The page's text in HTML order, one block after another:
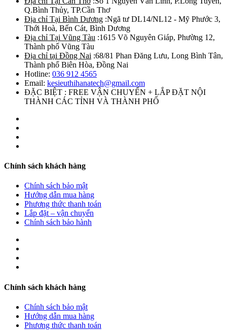
Q.Bình Thủy, TP.Cần Thơ
Địa chỉ Tại Bình Dương :Ngã tư DL14/NL12 - Mỹ Phước 3,
Thới Hoà, Bến Cát, Bình Dương
Địa chỉ Tại Vũng Tàu :1615 Võ Nguyên Giáp, Phường 12,
Thành phố Vũng Tàu
Địa chỉ tại Đồng Nai :68/81 Phan Đăng Lưu, Long Bình Tân,
Thành phố Biên Hòa, Đồng Nai
Hotline: 036 912 4565
Email: kesieuthihanatech@gmail.com
ĐẶC BIỆT : FREE VẬN CHUYỂN + LẮP ĐẶT NỘI
THÀNH CÁC TỈNH VÀ THÀNH PHỐ
Chính sách khách hàng
Chính sách bảo mật
Hướng dẫn mua hàng
Phương thức thanh toán
Lắp đặt – vận chuyển
Chính sách bảo hành
Chính sách khách hàng
Chính sách bảo mật
Hướng dẫn mua hàng
Phương thức thanh toán